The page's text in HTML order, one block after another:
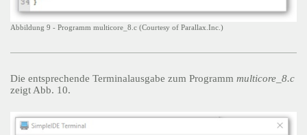
Abbildung 9 - Programm multicore_8.c (Courtesy of Parallax.Inc.)
Die entsprechende Terminalausgabe zum Programm multicore_8.c
zeigt Abb. 10.